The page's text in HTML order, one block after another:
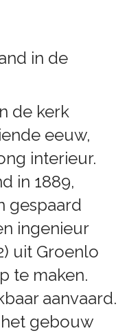
in de
de kerk
eeuw,
interieur.
in 1889,
gespaard
ingenieur
uit Groenlo
te maken.
aanvaard.
gebouw